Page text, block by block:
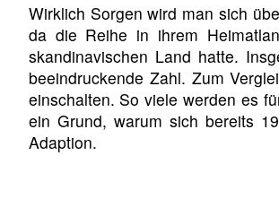
Wirklich Sorgen wird man sich
da die Reihe in ihrem
skandinavischen Land hatte.
beeindruckende Zahl. Zum
einschalten. So viele werden es
ein Grund, warum sich bereits
Adaption.